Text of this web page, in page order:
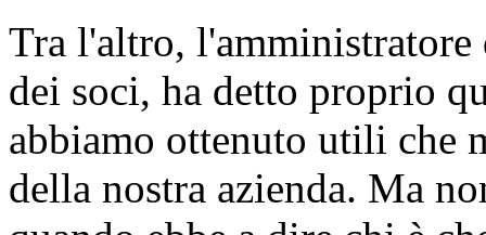
Tra l'altro, l'amministratore
dei soci, ha detto proprio
abbiamo ottenuto utili che
della nostra azienda. Ma